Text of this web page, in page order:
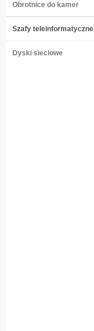
Obrotnice do kamer
Szafy teleinformatyczne
Dyski sieciowe